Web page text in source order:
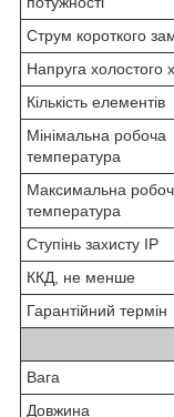
Струм короткого
Напруга холостого
Кількість елементів
Мінімальна робоча
температура
Максимальна
температура
Ступінь захисту IP
ККД, не менше
Гарантійний термін
Вага
Довжина